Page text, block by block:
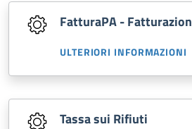
FatturaPA -
ULTERIORI INFORMAZIONI
Tassa sui Rifiuti